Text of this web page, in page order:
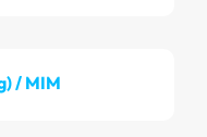
/ MIM